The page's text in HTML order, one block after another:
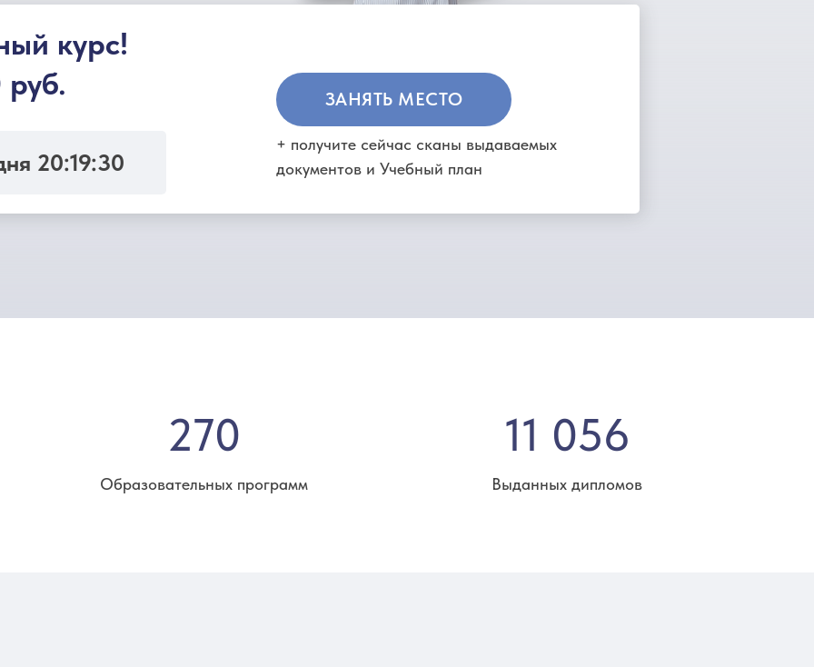
20:19:30
курс!
руб. ЗАНЯТЬ МЕСТО
+ получите сейчас сканы выдаваемых
документов и Учебный план
270
Образовательных программ
11 056
Выданных дипломов